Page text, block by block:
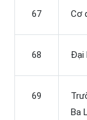
67 Cơ
68 Đại
69
Ba